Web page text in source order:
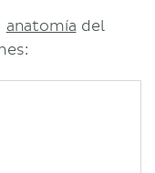
anatomía del